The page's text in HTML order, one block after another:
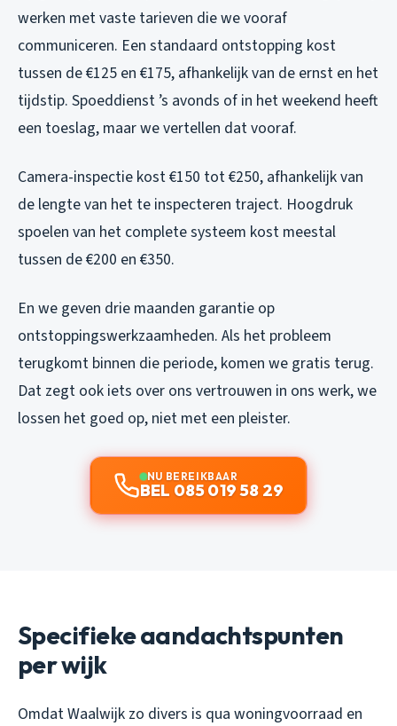
werken met vaste tarieven die we vooraf
communiceren. Een standaard ontstopping kost
tussen de €125 en €175, afhankelijk van de ernst en het
tijdstip. Spoeddienst ’s avonds of in het weekend heeft
een toeslag, maar we vertellen dat vooraf.
Camera-inspectie kost €150 tot €250, afhankelijk van
de lengte van het te inspecteren traject. Hoogdruk
spoelen van het complete systeem kost meestal
tussen de €200 en €350.
En we geven drie maanden garantie op
ontstoppingswerkzaamheden. Als het probleem
terugkomt binnen die periode, komen we gratis terug.
Dat zegt ook iets over ons vertrouwen in ons werk, we
lossen het goed op, niet met een pleister.
NU BEREIKBAAR
BEL 085 019 58 29
Specifieke aandachtspunten
per wijk
Omdat Waalwijk zo divers is qua woningvoorraad en